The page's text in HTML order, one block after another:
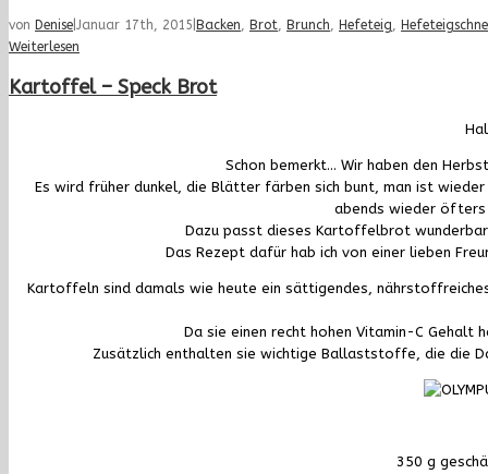
von Denise Januar 17th, 2015 Backen Brot Brunch Hefeteig
Weiterlesen
Kartoffel – Speck Brot
Schon bemerkt… Wir haben den
Es wird früher dunkel, die Blätter färben sich bunt, man ist wieder
abends wieder öfters
Dazu passt dieses Kartoffelbrot
Das Rezept dafür hab ich von einer lieben
Kartoffeln sind damals wie heute ein sättigendes,
Da sie einen recht hohen Vitamin-C Gehalt
Zusätzlich enthalten sie wichtige Ballaststoffe, die die
350 g